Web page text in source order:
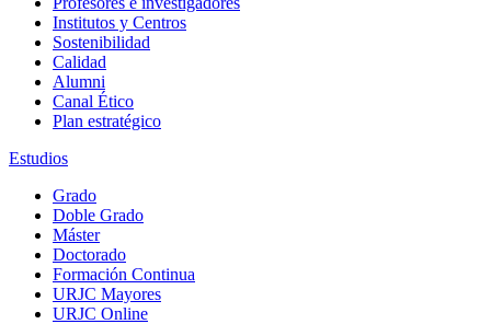
Institutos y Centros
Sostenibilidad
Calidad
Alumni
Canal Ético
Plan estratégico
Estudios
Grado
Doble Grado
Máster
Doctorado
Formación Continua
URJC Mayores
URJC Online